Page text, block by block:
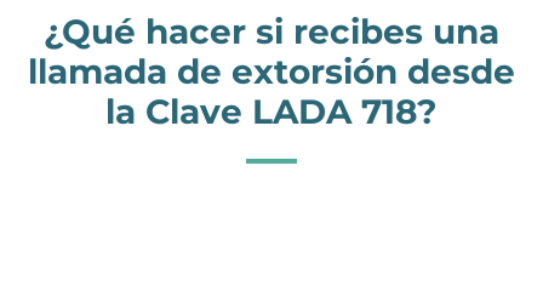
¿Qué hacer si recibes una
llamada de extorsión desde
la Clave LADA 718?